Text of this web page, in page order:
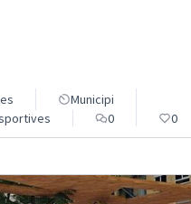
Municipi
0 0